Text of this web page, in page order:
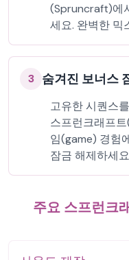
(Spruncraft)에
세요. 완벽한 믹
3 숨겨진 보너스
고유한 시퀀스
스프런크래프
임(game) 경험
잠금 해제하세
주요 스프런크